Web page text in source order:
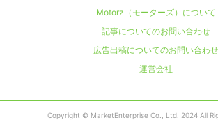
Motorz（モーターズ）について
記事についてのお問い合わせ
広告出稿についてのお問い合わせ
運営会社
Copyright © MarketEnterprise Co., Ltd. 2024 All